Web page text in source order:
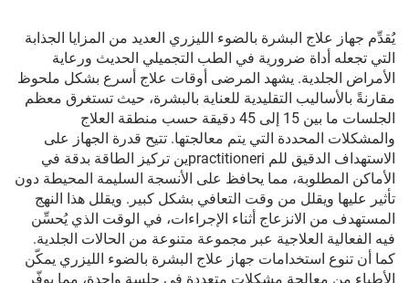
يُقدِّم جهاز علاج البشرة بالضوء الليزري العديد من المزايا الجذابة
التي تجعله أداة ضرورية في الطب التجميلي الحديث ورعاية
الأمراض الجلدية. يشهد المرضى أوقات علاج أسرع بشكل ملحوظ
مقارنةً بالأساليب التقليدية للعناية بالبشرة، حيث تستغرق معظم
الجلسات ما بين 15 إلى 45 دقيقة حسب منطقة العلاج
والمشكلات المحددة التي يتم معالجتها. تتيح قدرة الجهاز على
الاستهداف الدقيق للم practitioneriين تركيز الطاقة بدقة في
الأماكن المطلوبة، مما يحافظ على الأنسجة السليمة المحيطة دون
تأثير عليها ويقلل من وقت التعافي بشكل كبير. ويقلل هذا النهج
المستهدف من الانزعاج أثناء الإجراءات، في الوقت الذي يُحسِّن
فيه الفعالية العلاجية عبر مجموعة متنوعة من الحالات الجلدية.
كما أن تنوع استخدامات جهاز علاج البشرة بالضوء الليزري يمكّن
الأطباء من معالجة مشكلات متعددة في جلسة واحدة، مما يوفّر